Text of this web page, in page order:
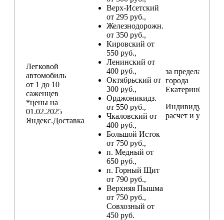
Легковой
автомобиль
от 1 до 10
саженцев
*цены на
01.02.2025
Яндекс.Доставка
Верх-Исетский
от 295 руб.,
Железнодорожн.
от 350 руб.,
Кировский от
550 руб.,
Ленинский от
400 руб.,
Октябрьский от
300 руб.,
Орджоникидз.
от 550 руб.,
Чкаловский от
400 руб.,
Большой Исток
от 750 руб.,
п. Медный от
650 руб.,
п. Горный Щит
от 790 руб.,
Верхняя Пышма
от 750 руб.,
Совхозный от
450 руб.
за пределами
города
Екатеринбург
расчет и условия